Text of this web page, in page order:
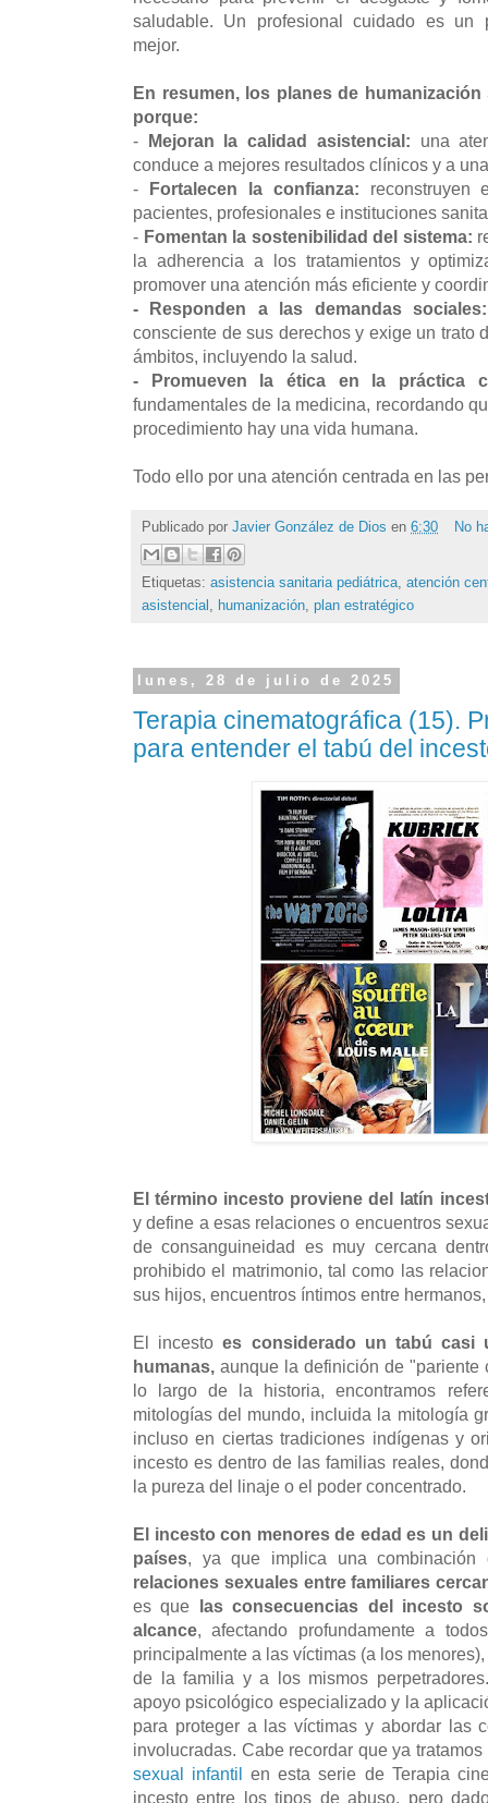
saludable. Un profesional cuidado es un
mejor.
En resumen, los planes de
porque:
- Mejoran la calidad asistencial: una
conduce a mejores resultados clínicos y a
- Fortalecen la confianza: reconstruyen
pacientes, profesionales e instituciones
- Fomentan la sostenibilidad del sistema:
la adherencia a los tratamientos y
promover una atención más eficiente y
- Responden a las demandas sociales:
consciente de sus derechos y exige un trato
ámbitos, incluyendo la salud.
- Promueven la ética en la práctica
fundamentales de la medicina, recordando
procedimiento hay una vida humana.
Todo ello por una atención centrada en las
Publicado por Javier González de Dios en 6:30 No
Etiquetas: asistencia sanitaria pediátrica, atención
asistencial , humanización, plan estratégico
lunes, 28 de julio de 2025
Terapia cinematográfica (15).
para entender el tabú del
El término incesto proviene del latín
y define a esas relaciones o encuentros
de consanguineidad es muy cercana
prohibido el matrimonio, tal como las
sus hijos, encuentros íntimos entre
El incestoes considerado un tabú casi
humanas, aunque la definición de "pariente
lo largo de la historia, encontramos
mitologías del mundo, incluida la mitología
incluso en ciertas tradiciones indígenas y
incesto es dentro de las familias reales,
la pureza del linaje o el poder concentrado.
El incesto con menores de edad es un
países, ya que implica una
relaciones sexuales entre familiares
es que las consecuencias del incesto
alcance, afectando profundamente a
principalmente a las víctimas (a los
de la familia y a los mismos
apoyo psicológico especializado y la
para proteger a las víctimas y abordar las
involucradas. Cabe recordar que ya
sexual infantil en esta serie de Terapia
incesto entre los tipos de abuso, pero